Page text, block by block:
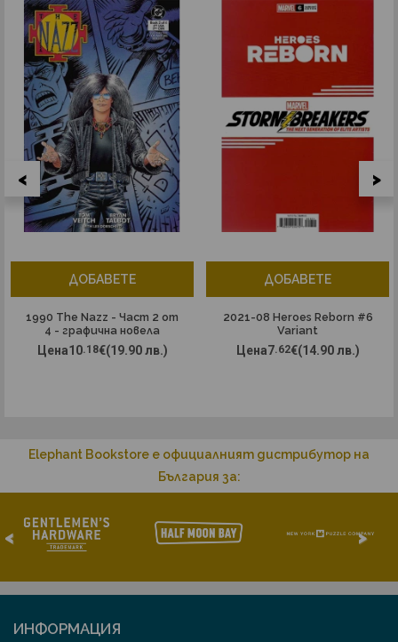
ДОБАВЕТЕ
1990 The Nazz - Част 2 от
4 - графична новела
Цена10.18€(19.90 лв.)
ДОБАВЕТЕ
2021-08 Heroes Reborn #6
Variant
Цена7.62€(14.90 лв.)
< >
Elephant Bookstore е официалният дистрибутор на
България за:
< >
ИНФОРМАЦИЯ